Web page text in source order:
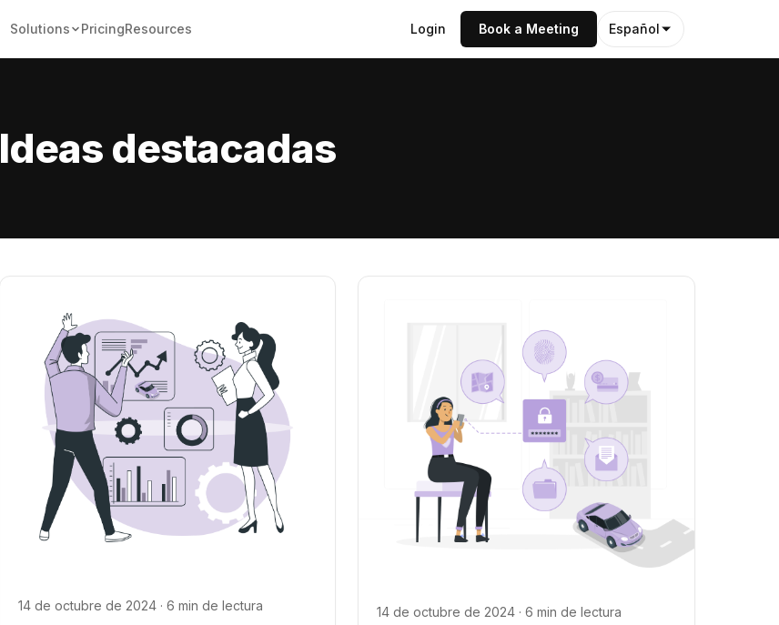
Solutions PricingResources Login Book a Meeting Español
Ideas destacadas
14 de octubre de 2024 · 6 min de lectura 14 de octubre de 2024 · 6 min de lectura